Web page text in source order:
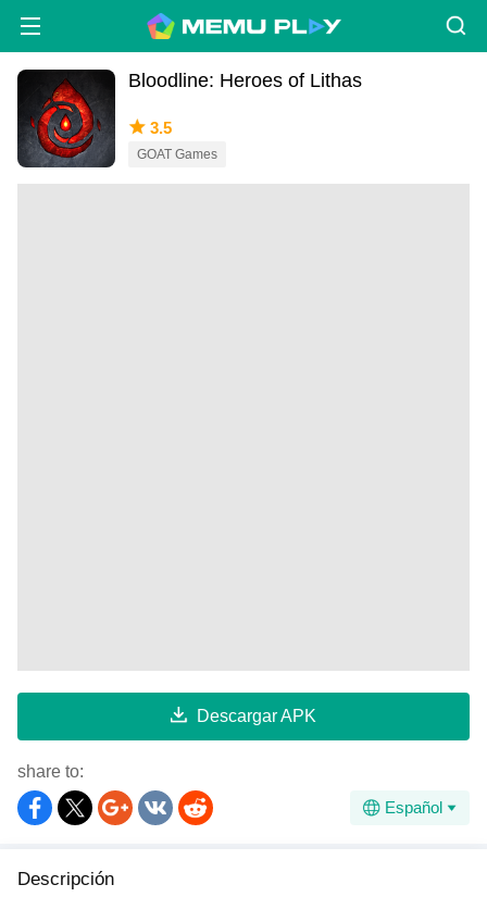
Bloodline: Heroes of Lithas
3.5
GOAT Games
Descargar APK
share to:
Español
Descripción